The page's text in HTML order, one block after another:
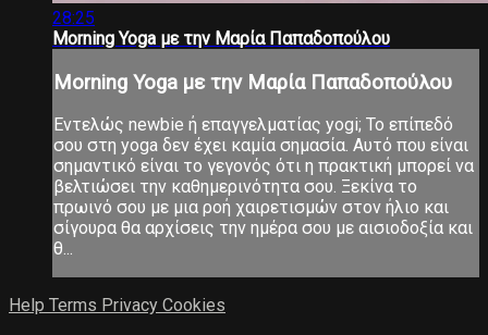
28:25
Morning Yoga με την Μαρία Παπαδοπούλου
Morning Yoga με την Μαρία Παπαδοπούλου
Εντελώς newbie ή επαγγελματίας yogi; Το επίπεδό
σου στη yoga δεν έχει καμία σημασία. Αυτό που είναι
σημαντικό είναι το γεγονός ότι η πρακτική μπορεί να
βελτιώσει την καθημερινότητα σου. Ξεκίνα το
πρωινό σου με μια ροή χαιρετισμών στον ήλιο και
σίγουρα θα αρχίσεις την ημέρα σου με αισιοδοξία και
θ...
Help Terms Privacy Cookies